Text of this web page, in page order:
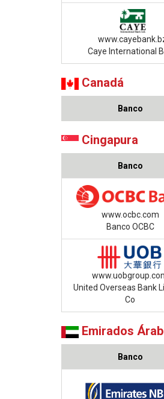
Caye International
Canadá
Banco
Cingapura
Banco
www.ocbc.com
Banco OCBC
United Overseas Bank
Co
Emirados
Banco